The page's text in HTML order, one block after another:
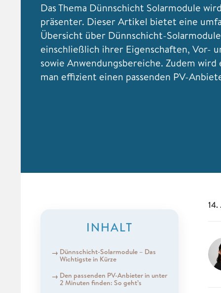
Das Thema Dünnschicht Solarmodule
präsenter. Dieser Artikel bietet eine
Übersicht über Dünnschicht-
einschließlich ihrer Eigenschaften, Vor-
sowie Anwendungsbereiche. Zudem
man effizient einen passenden PV-
INHALT
Dünnschicht-Solarmodule – Das
Wichtigste in Kürze
Den passenden PV-Anbieter in unter
2 Minuten finden: So geht’s
14.